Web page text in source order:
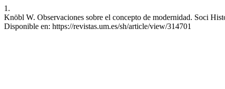
1.
Knöbl W. Observaciones sobre el concepto de modernidad. Soci
Disponible en: https://revistas.um.es/sh/article/view/314701